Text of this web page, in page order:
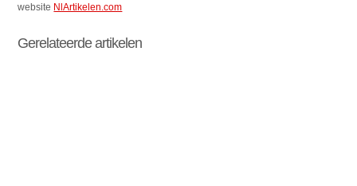
website NlArtikelen.com
Gerelateerde artikelen